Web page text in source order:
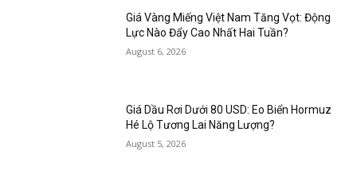
Giá Vàng Miếng Việt Nam Tăng Vọt: Động
Lực Nào Đẩy Cao Nhất Hai Tuần?
August 6, 2026
Giá Dầu Rơi Dưới 80 USD: Eo Biển Hormuz
Hé Lộ Tương Lai Năng Lượng?
August 5, 2026